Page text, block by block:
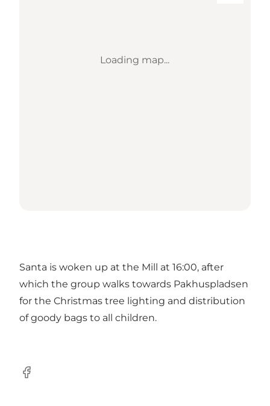
Loading map...
Santa is woken up at the Mill at 16:00, after
which the group walks towards Pakhuspladsen
for the Christmas tree lighting and distribution
of goody bags to all children.
Facebook